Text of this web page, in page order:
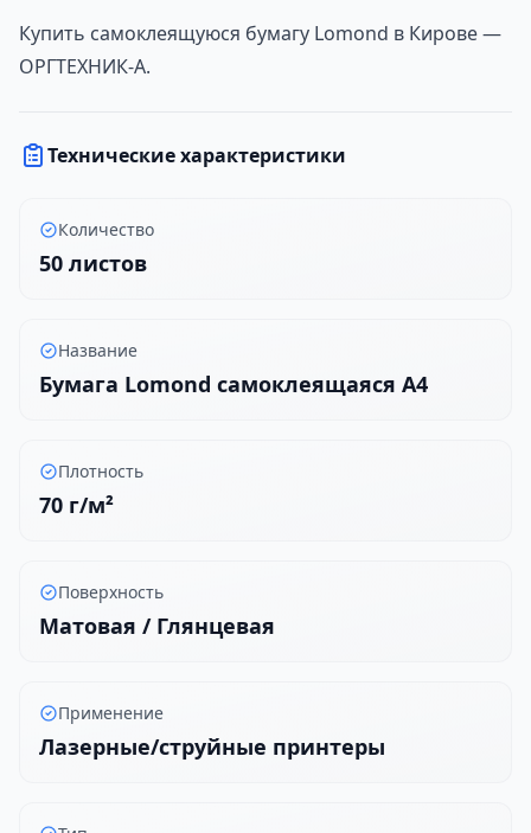
Купить самоклеящуюся бумагу Lomond в Кирове —
ОРГТЕХНИК-А.
Технические характеристики
Количество
50 листов
Название
Бумага Lomond самоклеящаяся A4
Плотность
70 г/м²
Поверхность
Матовая / Глянцевая
Применение
Лазерные/струйные принтеры